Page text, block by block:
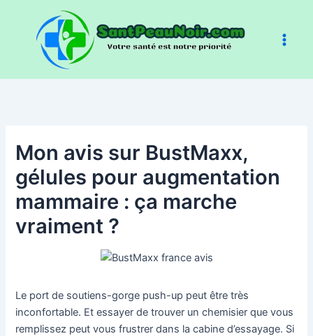
contenu
Mon avis sur BustMaxx,
gélules pour augmentation
mammaire : ça marche
vraiment ?
Le port de soutiens-gorge push-up peut être très
inconfortable. Et essayer de trouver un chemisier que vous
remplissez peut vous frustrer dans la cabine d’essayage. Si